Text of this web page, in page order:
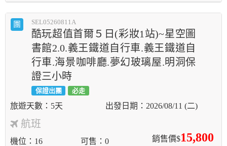
團 SEL05260811A
酷玩超值首爾５日(彩妝1站)~星空圖
書館2.0.義王鐵道自行車.義王鐵道自
行車.海景咖啡廳.夢幻玻璃屋.明洞保
證三小時
保證出團 必走
5天 2026/08/11 (二)
航班
銷售價$15,800
機位 16 可售 0